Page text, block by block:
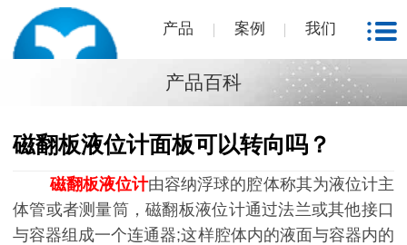
产品 案例 我们
产品百科
磁翻板液位计面板可以转向吗？
磁翻板液位计由容纳浮球的腔体称其为液位计主
体管或者测量筒，磁翻板液位计通过法兰或其他接口
与容器组成一个连通器;这样腔体内的液面与容器内的